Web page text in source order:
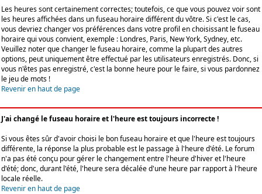
Les heures sont certainement correctes; toutefois, ce que vous pouvez voir sont
les heures affichées dans un fuseau horaire différent du vôtre. Si c'est le cas,
vous devriez changer vos préférences dans votre profil en choisissant le fuseau
horaire qui vous convient, exemple : Londres, Paris, New York, Sydney, etc.
Veuillez noter que changer le fuseau horaire, comme la plupart des autres
options, peut uniquement être effectué par les utilisateurs enregistrés. Donc, si
vous n'êtes pas enregistré, c'est la bonne heure pour le faire, si vous pardonnez
le jeu de mots !
Revenir en haut de page
J'ai changé le fuseau horaire et l'heure est toujours incorrecte !
Si vous êtes sûr d'avoir choisi le bon fuseau horaire et que l'heure est toujours
différente, la réponse la plus probable est le passage à l'heure d'été. Le forum
n'a pas été conçu pour gérer le changement entre l'heure d'hiver et l'heure
d'été; donc, durant l'été, l'heure sera décalée d'une heure par rapport à l'heure
locale réelle.
Revenir en haut de page